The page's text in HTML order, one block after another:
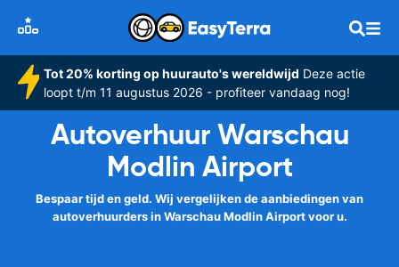
Tot 20% korting op huurauto's wereldwijd Deze actie
loopt t/m 11 augustus 2026 - profiteer vandaag nog!
Autoverhuur Warschau
Modlin Airport
Bespaar tijd en geld. Wij vergelijken de aanbiedingen van
autoverhuurders in Warschau Modlin Airport voor u.